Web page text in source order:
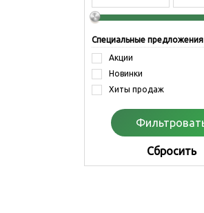
Специальные предложения
Акции
Новинки
Хиты продаж
Cбросить